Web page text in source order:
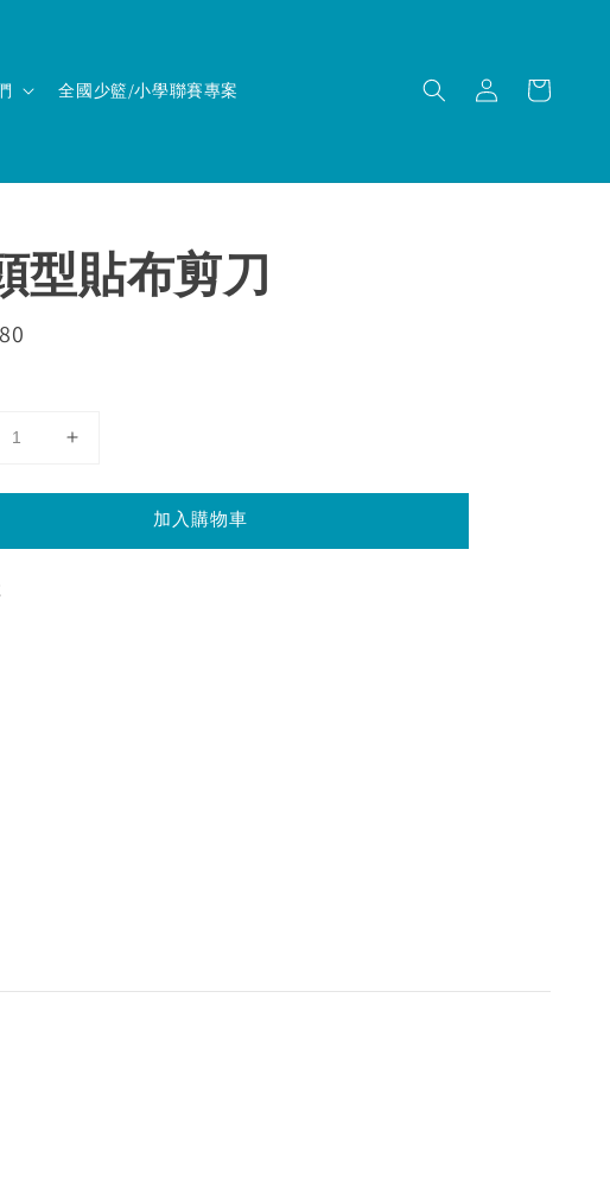
全國少籃/小學聯賽專案
型貼布剪刀
加入購物車